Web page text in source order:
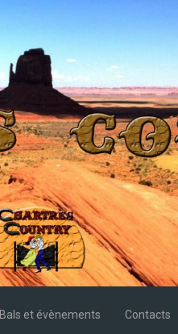
Bals et évènements Contacts